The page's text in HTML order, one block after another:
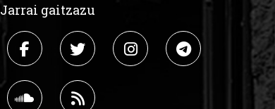
Jarrai gaitzazu